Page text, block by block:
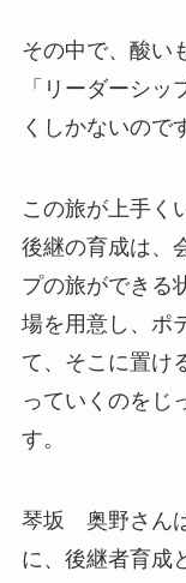
その中で、酸い
「リーダーシ
くしかないので
この旅が上手く
後継の育成は、
プの旅ができる
場を用意し、ポ
て、そこに置け
っていくのをじ
す。
琴坂 奥野さん
に、後継者育成